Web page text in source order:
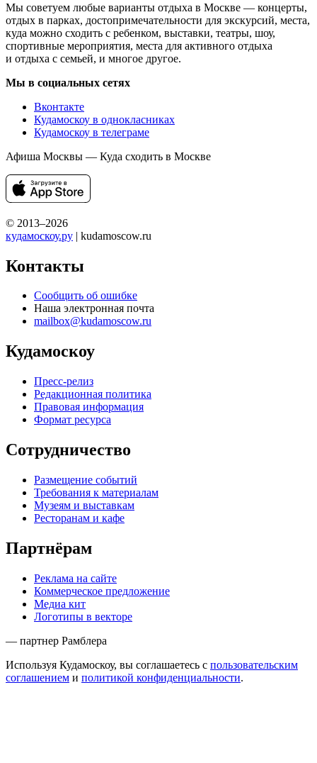
Мы советуем любые варианты отдыха в Москве — концерты,
отдых в парках, достопримечательности для экскурсий, места,
куда можно сходить с ребенком, выставки, театры, шоу,
спортивные мероприятия, места для активного отдыха
и отдыха с семьей, и многое другое.
Мы в социальных сетях
Вконтакте
Кудамоскоу в однокласниках
Кудамоскоу в телеграме
Афиша Москвы — Куда сходить в Москве
© 2013–2026
кудамоскоу.ру | kudamoscow.ru
Контакты
Сообщить об ошибке
Наша электронная почта
mailbox@kudamoscow.ru
Кудамоскоу
Пресс-релиз
Редакционная политика
Правовая информация
Формат ресурса
Сотрудничество
Размещение событий
Требования к материалам
Музеям и выставкам
Ресторанам и кафе
Партнёрам
Реклама на сайте
Коммерческое предложение
Медиа кит
Логотипы в векторе
— партнер Рамблера
Используя Кудамоскоу, вы соглашаетесь с пользовательским
соглашением и политикой конфиденциальности.